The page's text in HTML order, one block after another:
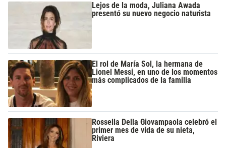
Lejos de la moda, Juliana Awada
presentó su nuevo negocio naturista
El rol de María Sol, la hermana de
Lionel Messi, en uno de los momentos
más complicados de la familia
Rossella Della Giovampaola celebró el
primer mes de vida de su nieta,
Riviera